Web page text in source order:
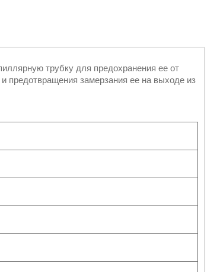
трубку для предохранения ее от
предотвращения замерзания ее на выходе из